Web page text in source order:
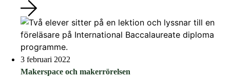
3 februari 2022
Makerspace och makerrörelsen